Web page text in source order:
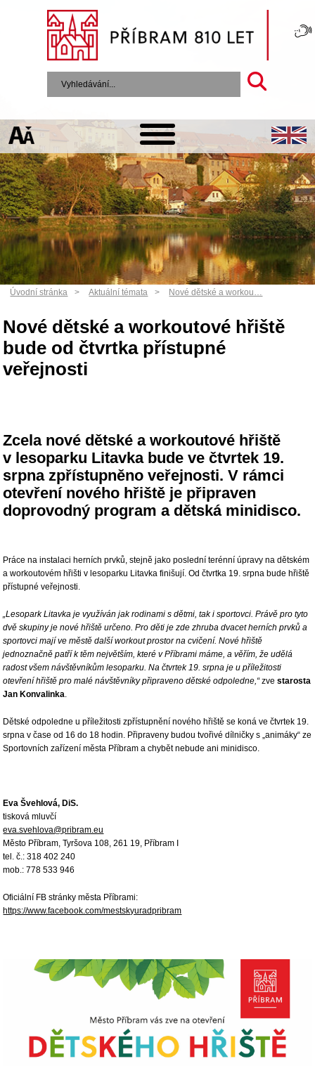
Úvodní stránka Aktuální témata Nové dětské a workou…
Nové dětské a workoutové hřiště
bude od čtvrtka přístupné
veřejnosti
Zcela nové dětské a workoutové hřiště
v lesoparku Litavka bude ve čtvrtek 19.
srpna zpřístupněno veřejnosti. V rámci
otevření nového hřiště je připraven
doprovodný program a dětská minidisco.
Práce na instalaci herních prvků, stejně jako poslední terénní úpravy na dětském
a workoutovém hřišti v lesoparku Litavka finišují. Od čtvrtka 19. srpna bude hřiště
přístupné veřejnosti.
„Lesopark Litavka je využíván jak rodinami s dětmi, tak i sportovci. Právě pro tyto
dvě skupiny je nové hřiště určeno. Pro děti je zde zhruba dvacet herních prvků a
sportovci mají ve městě další workout prostor na cvičení. Nové hřiště
jednoznačně patří k těm největším, které v Příbrami máme, a věřím, že udělá
radost všem návštěvníkům lesoparku. Na čtvrtek 19. srpna je u příležitosti
otevření hřiště pro malé návštěvníky připraveno dětské odpoledne,“zvestarosta
Jan Konvalinka.
Dětské odpoledne u příležitosti zpřístupnění nového hřiště se koná ve čtvrtek 19.
srpna v čase od 16 do 18 hodin. Připraveny budou tvořivé dílničky s „animáky“ ze
Sportovních zařízení města Příbram a chybět nebude ani minidisco.
Eva Švehlová, DiS.
tisková mluvčí
eva.svehlova@pribram.eu
Město Příbram, Tyršova 108, 261 19, Příbram I
tel. č.: 318 402 240
mob.: 778 533 946
Oficiální FB stránky města Příbrami:
https://www.facebook.com/mestskyuradpribram